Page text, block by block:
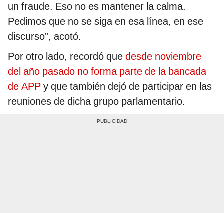
un fraude. Eso no es mantener la calma.
Pedimos que no se siga en esa línea, en ese
discurso”, acotó.
Por otro lado, recordó que desde noviembre
del año pasado no forma parte de la bancada
de APP y que también dejó de participar en las
reuniones de dicha grupo parlamentario.